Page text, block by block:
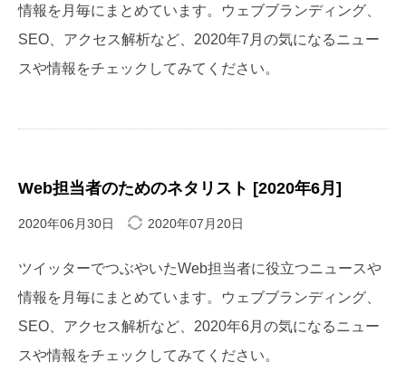
情報を月毎にまとめています。ウェブブランディング、
SEO、アクセス解析など、2020年7月の気になるニュー
スや情報をチェックしてみてください。
Web担当者のためのネタリスト [2020年6月]
2020年06月30日 2020年07月20日
ツイッターでつぶやいたWeb担当者に役立つニュースや
情報を月毎にまとめています。ウェブブランディング、
SEO、アクセス解析など、2020年6月の気になるニュー
スや情報をチェックしてみてください。